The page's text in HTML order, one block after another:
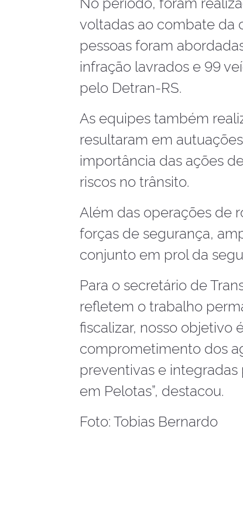
voltadas ao combate da
pessoas foram
infração lavrados e 99
pelo Detran-RS.
As equipes também
resultaram em
importância das ações
riscos no trânsito.
Além das operações de
forças de segurança,
conjunto em prol da
Para o secretário de
refletem o trabalho
fiscalizar, nosso objetivo
comprometimento dos
preventivas e
em Pelotas”, destacou.
Foto: Tobias Bernardo